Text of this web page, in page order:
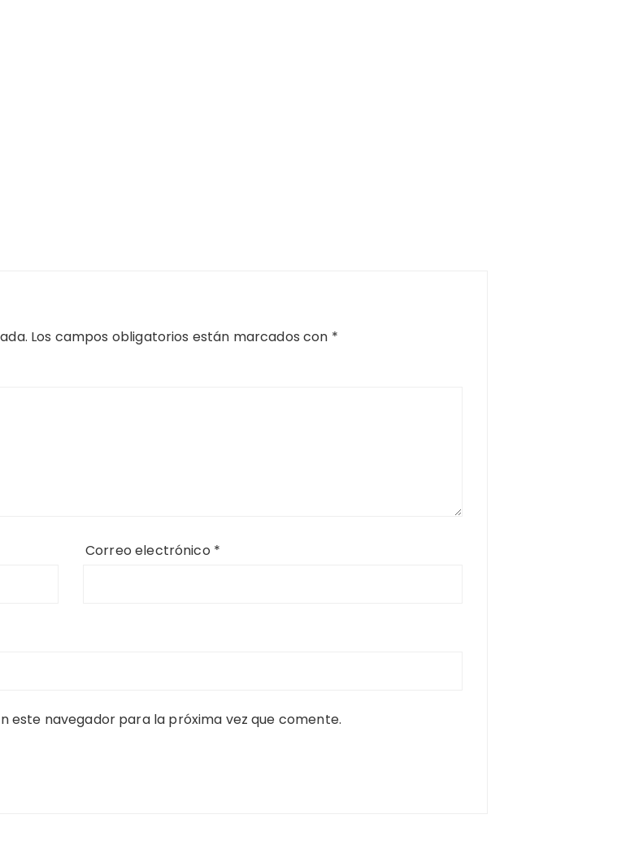
Los campos obligatorios están marcados con *
Correo electrónico *
este navegador para la próxima vez que comente.